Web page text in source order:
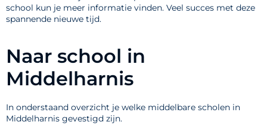
school kun je meer informatie vinden. Veel succes met deze
spannende nieuwe tijd.
Naar school in
Middelharnis
In onderstaand overzicht je welke middelbare scholen in
Middelharnis gevestigd zijn.